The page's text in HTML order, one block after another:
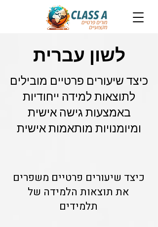
לשון עברית
כיצד שיעורים פרטיים מובילים
לתוצאות למידה ייחודיות
באמצעות גישה אישית
ומיומנויות מותאמות אישית
כיצד שיעורים פרטיים משפרים
את תוצאות הלמידה של
תלמידים